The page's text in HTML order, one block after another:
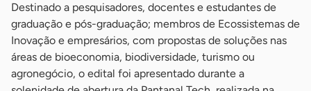
Destinado a pesquisadores, docentes e estudantes de
graduação e pós-graduação; membros de Ecossistemas de
Inovação e empresários, com propostas de soluções nas
áreas de bioeconomia, biodiversidade, turismo ou
agronegócio, o edital foi apresentado durante a